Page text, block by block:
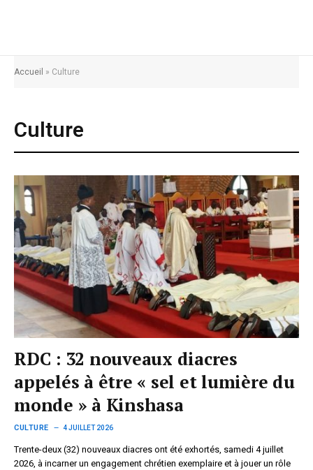
Accueil » Culture
Culture
RDC : 32 nouveaux diacres
appelés à être « sel et lumière du
monde » à Kinshasa
CULTURE 4 JUILLET 2026
Trente-deux (32) nouveaux diacres ont été exhortés, samedi 4 juillet
2026, à incarner un engagement chrétien exemplaire et à jouer un rôle